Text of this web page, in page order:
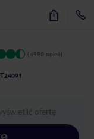
54
(4990 opinii)
ofertę